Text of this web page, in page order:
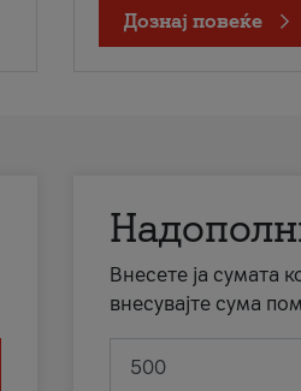
Дознај повеќе
Внесете ја сумата
внесувајте сума